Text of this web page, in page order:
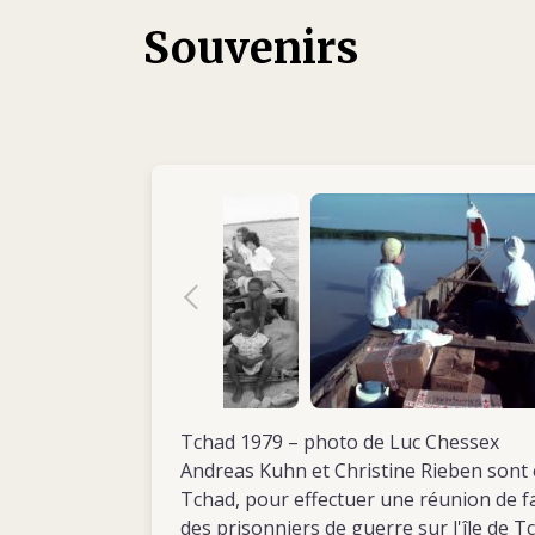
Sa formation initiale achevée, Christine est
de l’Agence centrale de recherches pendant
Souvenirs
Tchad 1979 – photo de Luc Chessex
Andreas Kuhn et Christine Rieben sont
Tchad, pour effectuer une réunion de
des prisonniers de guerre sur l'île de